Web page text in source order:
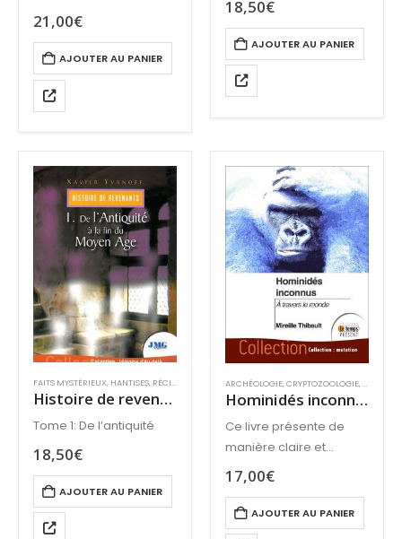
Canuti
21,00€
AJOUTER AU PANIER
18,50€
AJOUTER AU PANIER
FAITS MYSTÉRIEUX, HANTISES, RÉCITS
Histoire de revenants
Tome 1: De l’antiquité
18,50€
AJOUTER AU PANIER
ARCHÉOLOGIE,CRYPTOZOOLOGIE,FAITS
Hominidés inconnus à travers le monde
Ce livre présente de
manière claire et
concise les apparitions
d’êtres humanoïdes
aperçus un peu partout
dans le monde.
17,00€
AJOUTER AU PANIER